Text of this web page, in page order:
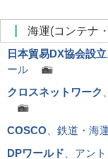
海運(コンテナ
日本貿易DX協会設立
ール
クロスネットワーク
COSCO 、鉄道・
DPワールド 、アン